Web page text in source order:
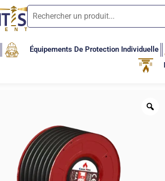
Équipements De Protection Individuelle